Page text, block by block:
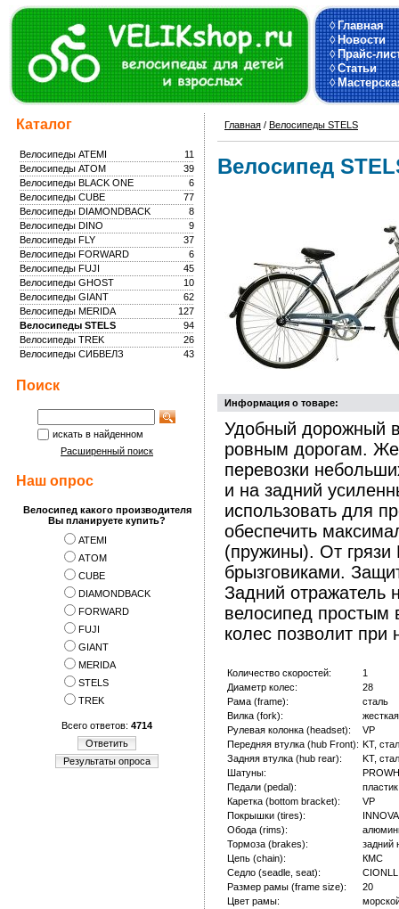
◊Главная
◊Новости
◊Прайс-
◊Статьи
◊
Каталог
11
Велосипеды ATEMI
39
Велосипеды ATOM
6
Велосипеды BLACK ONE
77
Велосипеды CUBE
8
Велосипеды DIAMONDBACK
9
Велосипеды DINO
37
Велосипеды FLY
6
Велосипеды FORWARD
45
Велосипеды FUJI
10
Велосипеды GHOST
62
Велосипеды GIANT
127
Велосипеды MERIDA
94
Велосипеды STELS
26
Велосипеды TREK
43
Велосипеды СИБВЕЛЗ
Поиск
искать в найденном
Расширенный поиск
Наш опрос
Велосипед какого производителя
Вы планируете купить?
ATEMI
АTOM
CUBE
DIAMONDBACK
FORWARD
FUJI
GIANT
MERIDA
STELS
TREK
Всего ответов: 4714
Ответить
Результаты опроса
Главная / Велосипеды STELS
Велосипед
Информация о товаре:
Удобный дорожный
ровным дорогам.
перевозки
и на задний
использовать для
обеспечить
(пружины). От грязи
брызговиками.
Задний отражатель
велосипед простым
колес позволит при
Количество скоростей:
1
Диаметр колес:
28
Рама (frame):
сталь
Вилка (fork):
Рулевая колонка (headset):
VP
Передняя втулка (hub Front): KT,
Задняя втулка (hub rear):
KT,
Шатуны:
Педали (pedal):
пластик
Каретка (bottom bracket):
VP
Покрышки (tires):
Обода (rims):
Тормоза (brakes):
задний
Цепь (chain):
КМС
Седло (seadle, seat):
Размер рамы (frame size):
20
Цвет рамы: